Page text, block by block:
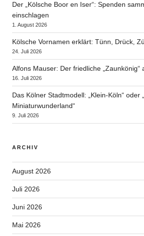
Der „Kölsche Boor en Iser“: Spenden
einschlagen
1. August 2026
Kölsche Vornamen erklärt: Tünn, Drück,
24. Juli 2026
Alfons Mauser: Der friedliche „Zaunkönig“
16. Juli 2026
Das Kölner Stadtmodell: „Klein-Köln“ oder
Miniaturwunderland“
9. Juli 2026
ARCHIV
August 2026
Juli 2026
Juni 2026
Mai 2026